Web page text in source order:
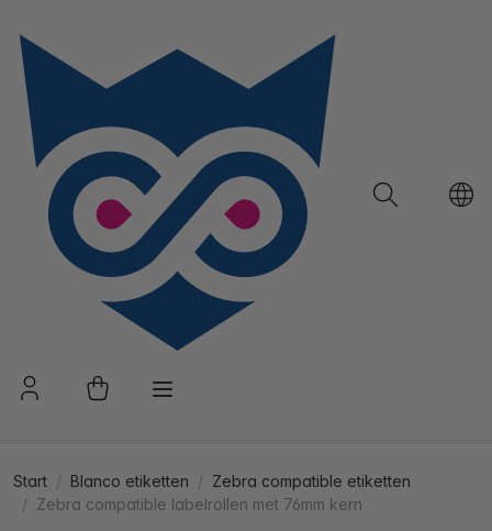
Start Blanco etiketten
Zebra compatible etiketten
Zebra compatible labelrollen met 76mm kern